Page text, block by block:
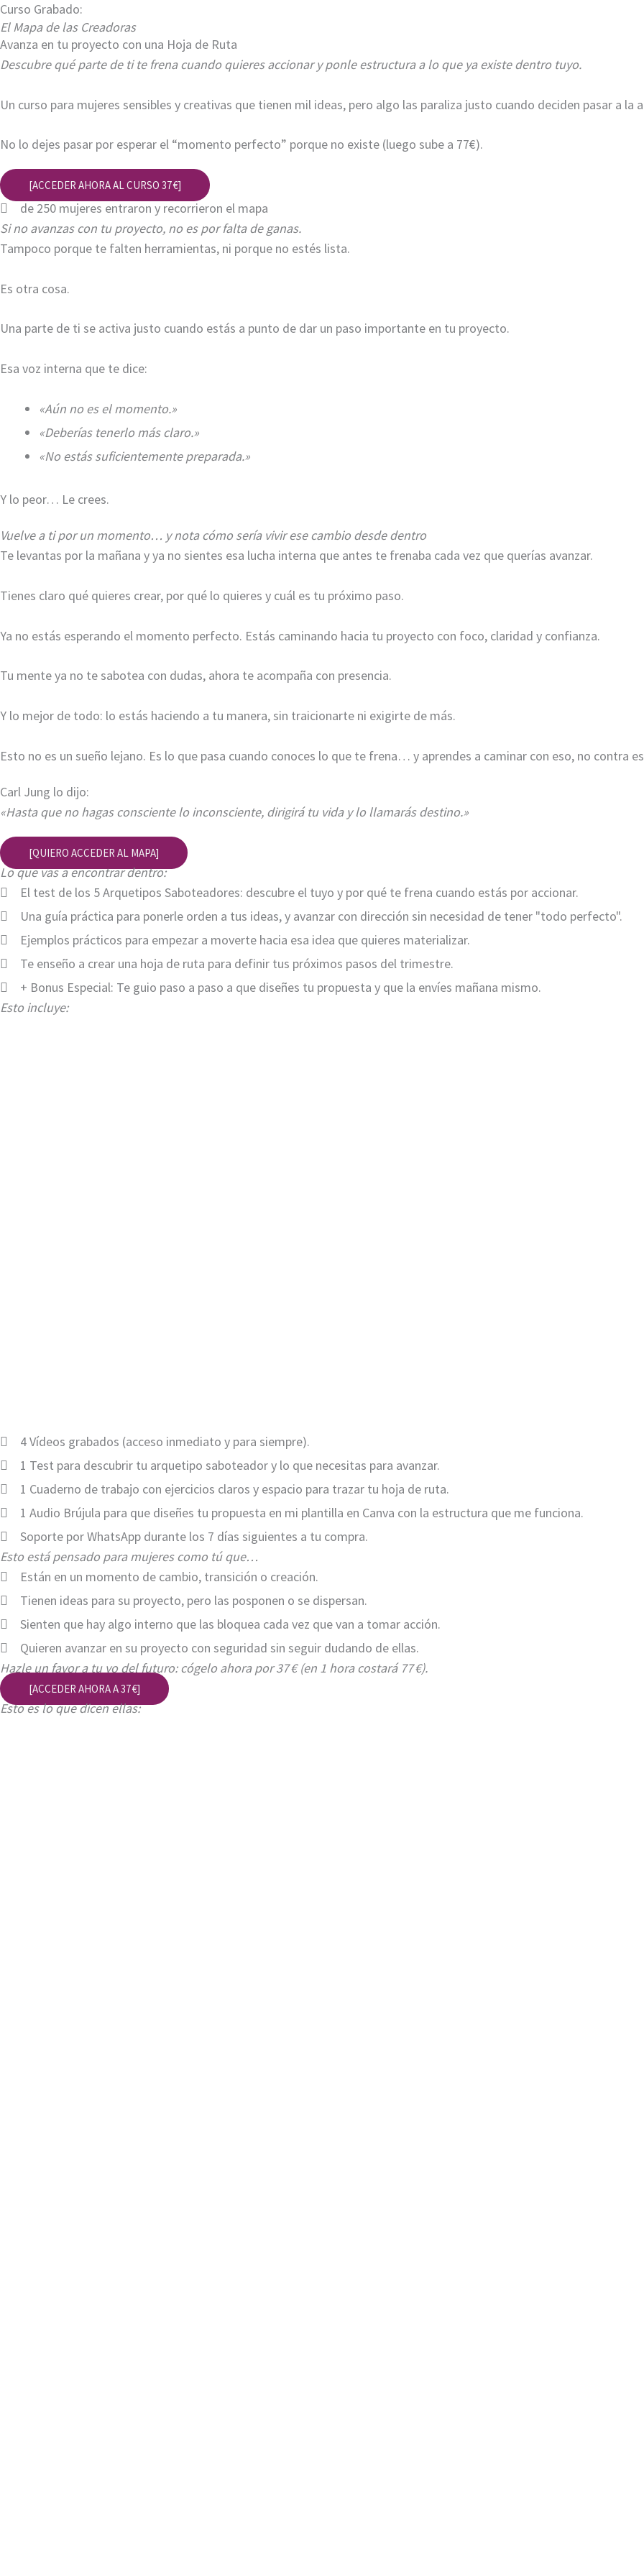
Curso Grabado:
El Mapa de las Creadoras
Avanza en tu proyecto con una Hoja de Ruta
Descubre qué parte de ti te frena cuando quieres accionar yponle estructura a lo que ya existe dentro tuyo.
Un curso para mujeres sensibles y creativas que tienen mil ideas, pero algo las paraliza justo cuando deciden pasar a la
No lo dejes pasar por esperar el “momento perfecto” porque no existe (luego sube a 77€).
[ACCEDER AHORA AL CURSO 37 €]
de 250 mujeres entraron y recorrieron el mapa
Si no avanzas con tu proyecto, no es por falta de ganas.
Tampoco porque te falten herramientas, ni porque no estés lista.
Es otra cosa.
Una parte de ti se activa justo cuando estás a punto de dar un paso importante en tu proyecto.
Esa voz interna que te dice:
«Aún no es el momento.»
«Deberías tenerlo más claro.»
«No estás suficientemente preparada.»
Y lo peor… Le crees.
Vuelve a ti por un momento… y nota cómo sería vivir ese cambio desde dentro
Te levantas por la mañana y ya no sientes esa lucha interna que antes te frenaba cada vez que querías avanzar.
Tienes claro qué quieres crear, por qué lo quieres y cuál es tu próximo paso.
Ya no estás esperando el momento perfecto. Estás caminando hacia tu proyecto con foco, claridad y confianza.
Tu mente ya no te sabotea con dudas, ahora te acompaña con presencia.
Y lo mejor de todo: lo estás haciendo a tu manera, sin traicionarte ni exigirte de más.
Esto no es un sueño lejano. Es lo que pasa cuando conoces lo que te frena… y aprendes a caminar con eso, no contra
Carl Jung lo dijo:
«Hasta que no hagas consciente lo inconsciente, dirigirá tu vida y lo llamarás destino.»
[QUIERO ACCEDER AL MAPA]
Lo que vas a encontrar dentro:
El test de los 5 Arquetipos Saboteadores: descubre el tuyo y por qué te frena cuando estás por accionar.
Una guía práctica para ponerle orden a tus ideas, y avanzar con dirección sin necesidad de tener "todo perfecto".
Ejemplos prácticos para empezar a moverte hacia esa idea que quieres materializar.
Te enseño a crear una hoja de ruta para definir tus próximos pasos del trimestre.
+ Bonus Especial: Te guio paso a paso a que diseñes tu propuesta y que la envíes mañana mismo.
Esto incluye:
4 Vídeos grabados (acceso inmediato y para siempre).
1 Test para descubrir tu arquetipo saboteador y lo que necesitas para avanzar.
1 Cuaderno de trabajo con ejercicios claros y espacio para trazar tu hoja de ruta.
1 Audio Brújula para que diseñes tu propuesta en mi plantilla en Canva con la estructura que me funciona.
Soporte por WhatsApp durante los 7 días siguientes a tu compra.
Esto está pensado para mujeres como tú que…
Están en un momento de cambio, transición o creación.
Tienen ideas para su proyecto, pero las posponen o se dispersan.
Sienten que hay algo interno que las bloquea cada vez que van a tomar acción.
Quieren avanzar en su proyecto con seguridad sin seguir dudando de ellas.
Hazle un favor a tu yo del futuro: cógelo ahora por 37 € (en 1 hora costará 77 €).
[ACCEDER AHORA A 37 €]
Esto es lo que dicen ellas: